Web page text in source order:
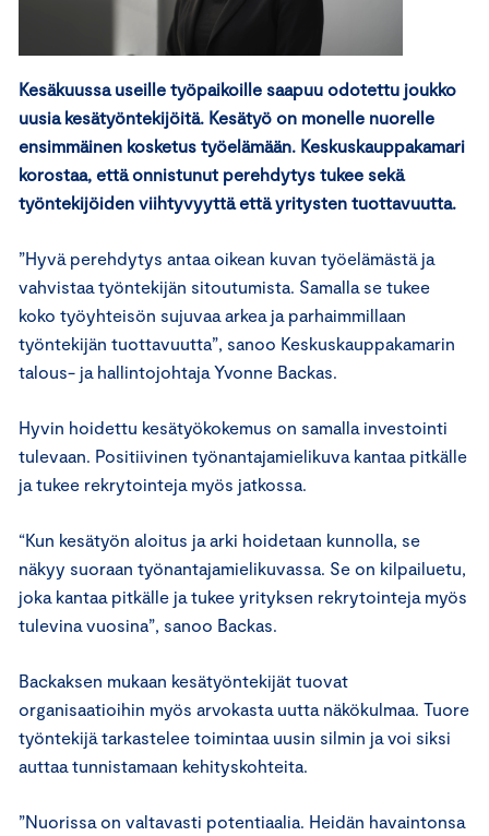
Kesäkuussa useille työpaikoille saapuu odotettu joukko
uusia kesätyöntekijöitä. Kesätyö on monelle nuorelle
ensimmäinen kosketus työelämään. Keskuskauppakamari
korostaa, että onnistunut perehdytys tukee sekä
työntekijöiden viihtyvyyttä että yritysten tuottavuutta.
”Hyvä perehdytys antaa oikean kuvan työelämästä ja
vahvistaa työntekijän sitoutumista. Samalla se tukee
koko työyhteisön sujuvaa arkea ja parhaimmillaan
työntekijän tuottavuutta”, sanoo Keskuskauppakamarin
talous- ja hallintojohtaja Yvonne Backas.
Hyvin hoidettu kesätyökokemus on samalla investointi
tulevaan. Positiivinen työnantajamielikuva kantaa pitkälle
ja tukee rekrytointeja myös jatkossa.
“Kun kesätyön aloitus ja arki hoidetaan kunnolla, se
näkyy suoraan työnantajamielikuvassa. Se on kilpailuetu,
joka kantaa pitkälle ja tukee yrityksen rekrytointeja myös
tulevina vuosina”, sanoo Backas.
Backaksen mukaan kesätyöntekijät tuovat
organisaatioihin myös arvokasta uutta näkökulmaa. Tuore
työntekijä tarkastelee toimintaa uusin silmin ja voi siksi
auttaa tunnistamaan kehityskohteita.
”Nuorissa on valtavasti potentiaalia. Heidän havaintonsa